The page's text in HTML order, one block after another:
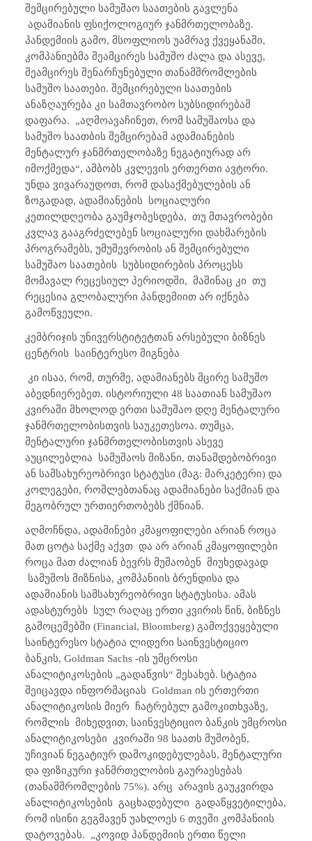
შემცირებული სამუშაო საათების გავლენა
ადამიანის ფსიქოლოგიურ ჯანმრთელობაზე.
პანდემიის გამო, მსოფლიოს უამრავ ქვეყანაში,
კომპანიებმა შეამცირეს სამუშო ძალა და ასევე,
შეამცირეს შენარჩუნებული თანამშრომლების
სამუშო საათები. შემცირებული საათების
ანაზღაურება კი სამთავრობო სუბსიდირებამ
დაფარა.
„აღმოავაჩინეთ, რომ სამუშაოსა და
სამუშო საათბის შემცირებამ ადამიანების
მენტალურ ჯანმრთელობაზე ნეგატიურად არ
იმოქმედა“, ამბობს კვლევის ერთერთი ავტორი.
უნდა ვივარაუდოთ, რომ დასაქმებულების ან
ზოგადად, ადამიანების
სოციალური
კეთილდღეობა გაუმჯობესდება, თუ მთავრობები
კვლავ გააგრძელებენ სოციალური დახმარების
პროგრამებს, უმუშევრობის ან შემცირებული
სამუშაო საათების
სუბსიდირების პროცესს
მომავალ რეცესიულ პერიოდში, მაშინაც კი თუ
რეცესია გლობალური პანდემიით არ იქნება
გამოწვეული.
კემბრიჯის უნივერსტიტეტთან არსებული ბიზნეს
ცენტრის
საინტერესო მიგნება
კი ისაა, რომ, თურმე, ადამიანებს მცირე სამუშო
აბედნიერებეთ. ისტორიული 48 საათიან სამუშაო
კვირაში მხოლოდ ერთი სამუშაო დღე მენტალური
ჯანმრთელობისთვის საუკეთესოა. თუმცა,
მენტალური ჯანმრთელობისთვის ასევე
აუცილებლია
სამუშაოს მიზანი, თანამდებობრივი
ან სამსახურეობრივი სტატუსი (მაგ: მარკეტერი) და
კოლეგები, რომლებთანაც ადამიანები საქმიან და
მეგობრულ ურთიერთობებს ქმნიან.
აღმოჩნდა, ადამინები კმაყოფილები არიან როცა
მათ ცოტა საქმე აქვთ და არ არიან კმაყოფილები
როცა მათ ძალიან ბევრს მუშაობენ მიუხედავად
სამუშოს მიზნისა, კომპანიის ბრენდისა და
ადამიანის სამსახურეობრივი სტატუსისა. ამას
ადასტურებს
სულ რაღაც ერთი კვირის წინ, ბიზნეს
გამოცემებში (Financial, Bloomberg) გამოქვეყებული
საინტერესო სტატია ლიდერი საინვესტიციო
ბანკის, Goldman Sachs -ის უმცროსი
ანალიტიკოსების „გადაწვის“ შესახებ. სტატია
შეიცავდა ინფორმაციას Goldman ის ერთერთი
ანალიტიკოსის მიერ
ჩატრებულ გამოკითხვაზე,
რომლის მიხედვით, საინვესტიციო ბანკის უმცროსი
ანალიტიკოსები
კვირაში 98 საათს მუშობენ,
უჩივიან ნეგატიურ დამოკიდებულებას, მენტალური
და ფიზიკური ჯანმრთელობის გაურაესებას
(თანამშრომლების 75%). არც არავის გაუკვირდა
ანალიტიკოსების გაცხადებული გადაწყვეტილება,
რომ ისინი გეგმავენ უახლოეს 6 თვეში კომპანიის
დატოვებას.
„კოვიდ პანდემიის ერთი წელი